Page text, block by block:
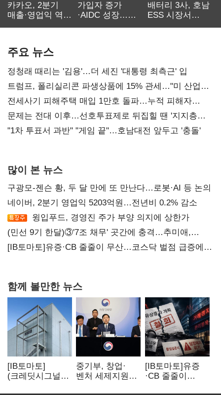
카카오, 2분기
매출·영업익 역대
가입자 증가
·AIDC 성장…
배터리 3사, 호남
ESS 시장서
주요 뉴스
정청래 때리는 '김용'…더 세진 '대통령 최측근' 입
트럼프, 폴리실리콘 파생상품에 15% 관세…"미 산업
재건"
전세사기 피해주택 매입 1만호 돌파…누적 피해자
4만278명
문제는 전대 이후…선호투표제로 뒤집힐 땐 '지지층
불복'
"1차 투표서 과반" "게임 끝"…호남대전 앞두고 '충돌'
많이 본 뉴스
구광모-젠슨 황, 두 달 만에 또 만난다…로봇·AI 등 논의
네이버, 2분기 영업익 5203억원…전년비 0.2% 감소
윙입푸드, 경영진 주가 부양 의지에 상한가
(민선 9기 한달)③'7조 채무' 곳간에 충격…추미애,
20년만에 '비상재정' 선언 승부수
[IB토마토]유증·CB 줄줄이 무산…코스닥 벌점 급증에
함께 볼만한 뉴스
[IB토마토]
(크레딧시그널)
중기부, 창업·
벤처 세제지원
[IB토마토]유증
·CB 줄줄이